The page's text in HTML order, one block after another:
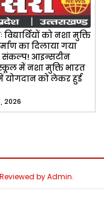
विद्यार्थियों को नशा मुक्ति
का दिलाया गया
संकल्प! आइन्सटीन
में नशा मुक्ति भारत
योगदान को लेकर हुई
2026
by Admin.